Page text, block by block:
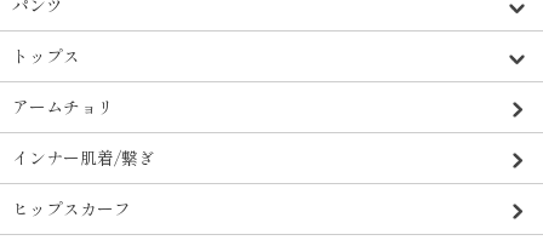
パンツ
トップス
アームチョリ
インナー肌着/繋ぎ
ヒップスカーフ